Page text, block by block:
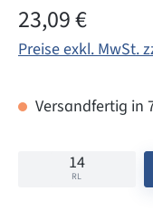
Regulärer Preis:
23,09 €
Preise exkl. MwSt.
Versandfertig in
RL